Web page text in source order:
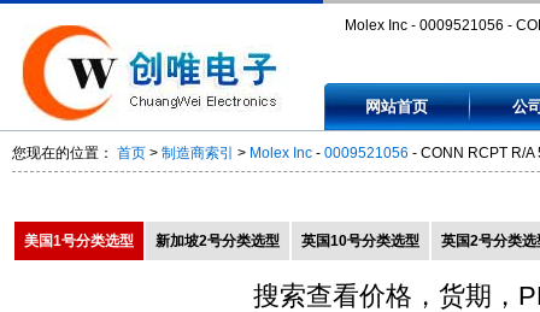
Molex Inc - 0009521056 -
0009521056
网站首页 公
您现在的位置： 首页 > 制造商索引 > Molex Inc - 0009521056 - CONN RCPT R/
美国1号分类选型 新加坡2号分类选型 英国10号分类选型 英国2号分类选
搜索查看价格，货期，